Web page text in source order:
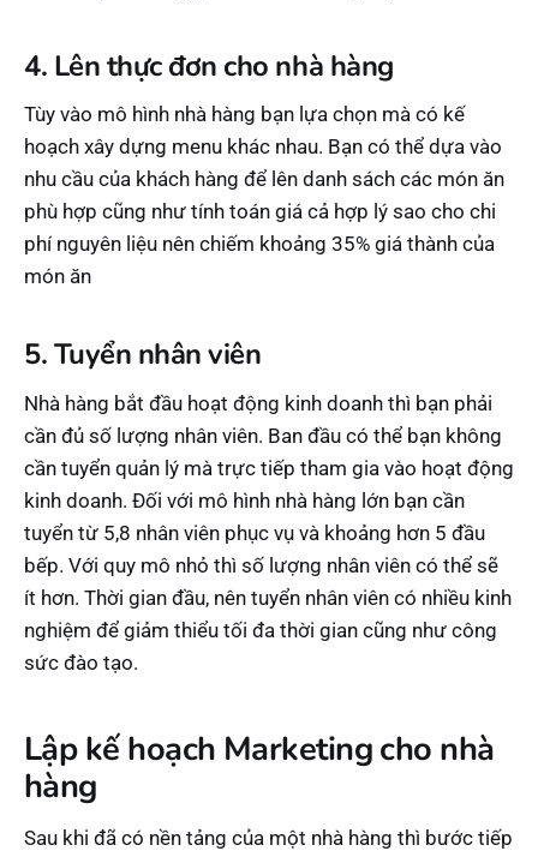
4. Lên thực đơn cho nhà hàng
Tùy vào mô hình nhà hàng bạn lựa chọn mà có kế
hoạch xây dựng menu khác nhau. Bạn có thể dựa vào
nhu cầu của khách hàng để lên danh sách các món ăn
phù hợp cũng như tính toán giá cả hợp lý sao cho chi
phí nguyên liệu nên chiếm khoảng 35% giá thành của
món ăn
5. Tuyển nhân viên
Nhà hàng bắt đầu hoạt động kinh doanh thì bạn phải
cần đủ số lượng nhân viên. Ban đầu có thể bạn không
cần tuyển quản lý mà trực tiếp tham gia vào hoạt động
kinh doanh. Đối với mô hình nhà hàng lớn bạn cần
tuyển từ 5,8 nhân viên phục vụ và khoảng hơn 5 đầu
bếp. Với quy mô nhỏ thì số lượng nhân viên có thể sẽ
ít hơn. Thời gian đầu, nên tuyển nhân viên có nhiều kinh
nghiệm để giảm thiểu tối đa thời gian cũng như công
sức đào tạo.
Lập kế hoạch Marketing cho nhà
hàng
Sau khi đã có nền tảng của một nhà hàng thì bước tiếp